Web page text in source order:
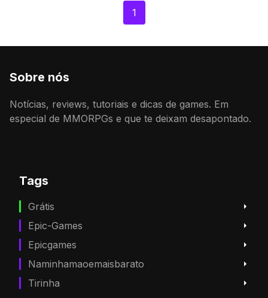
1
Sobre nós
Notícias, reviews, tutoriais e dicas de games. Em
especial de MMORPGs e que te deixam desapontado.
Tags
Grátis
Epic-Games
Epicgames
Naminhamaoemaisbarato
Tirinha